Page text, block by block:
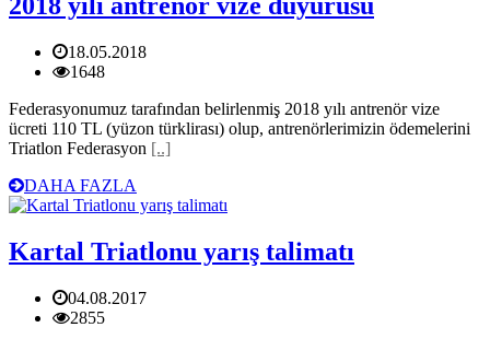
18.05.2018
1648
Federasyonumuz tarafından belirlenmiş 2018 yılı antrenör vize
ücreti 110 TL (yüzon türklirası) olup, antrenörlerimizin ödemelerini
Triatlon Federasyon [..]
DAHA FAZLA
Kartal Triatlonu yarış talimatı
04.08.2017
2855